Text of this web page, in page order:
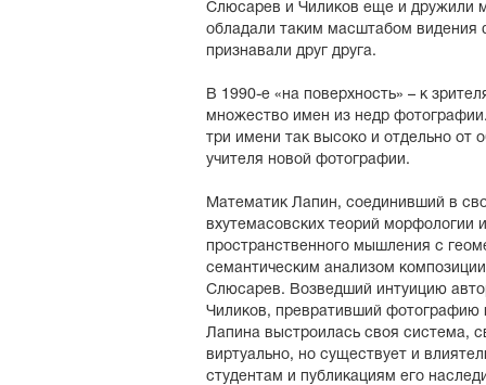
Слюсарев и Чиликов еще и дружили
обладали таким масштабом видения
признавали друг друга.
В 1990-е «на поверхность» – к
множество имен из недр
три имени так высоко и отдельно от
учителя новой фотографии.
Математик Лапин, соединивший в
вхутемасовских теорий морфологии
пространственного мышления с
семантическим анализом
Слюсарев. Возведший интуицию
Чиликов, превративший фотографию
Лапина выстроилась своя система,
виртуально, но существует и
студентам и публикациям его